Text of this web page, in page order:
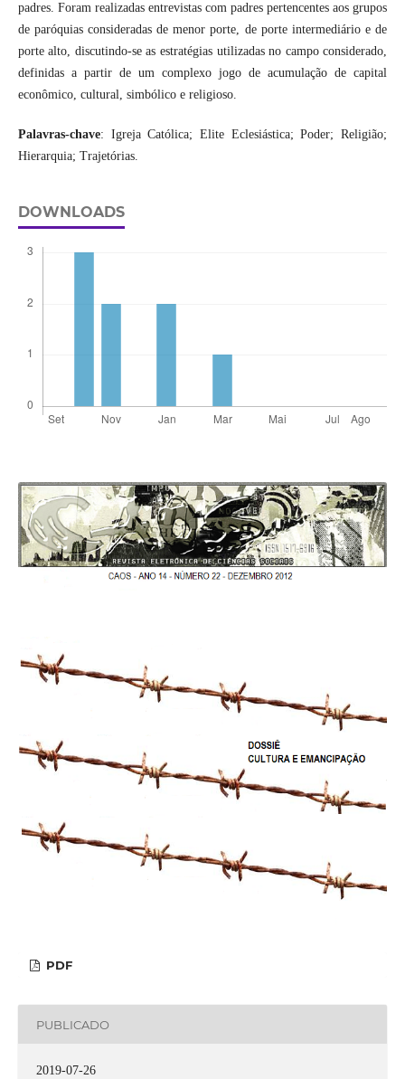
padres. Foram realizadas entrevistas com padres pertencentes aos grupos
de paróquias consideradas de menor porte, de porte intermediário e de
porte alto, discutindo-se as estratégias utilizadas no campo considerado,
definidas a partir de um complexo jogo de acumulação de capital
econômico, cultural, simbólico e religioso.
Palavras-chave: Igreja Católica; Elite Eclesiástica; Poder; Religião;
Hierarquia; Trajetórias.
DOWNLOADS
PDF
PUBLICADO
2019-07-26